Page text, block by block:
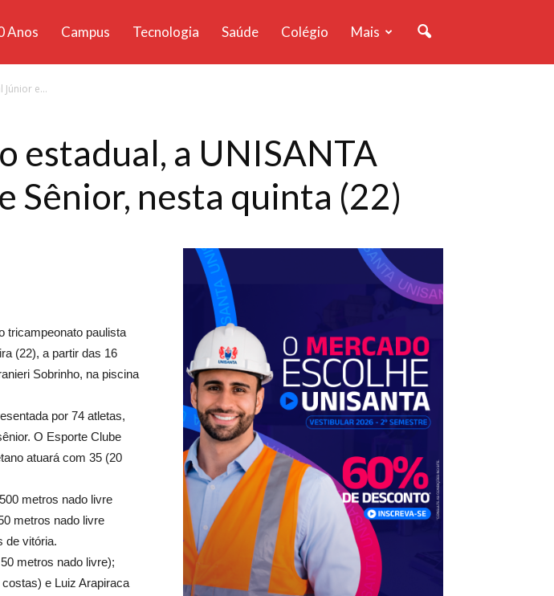
Anos Campus Tecnologia Saúde Colégio Mais
e...
estadual, a UNISANTA
Sênior, nesta quinta (22)
tricampeonato paulista
(22), a partir das 16
Sobrinho, na piscina
por 74 atletas,
O Esporte Clube
atuará com 35 (20
metros nado livre
metros nado livre
de vitória.
metros nado livre);
e Luiz Arapiraca